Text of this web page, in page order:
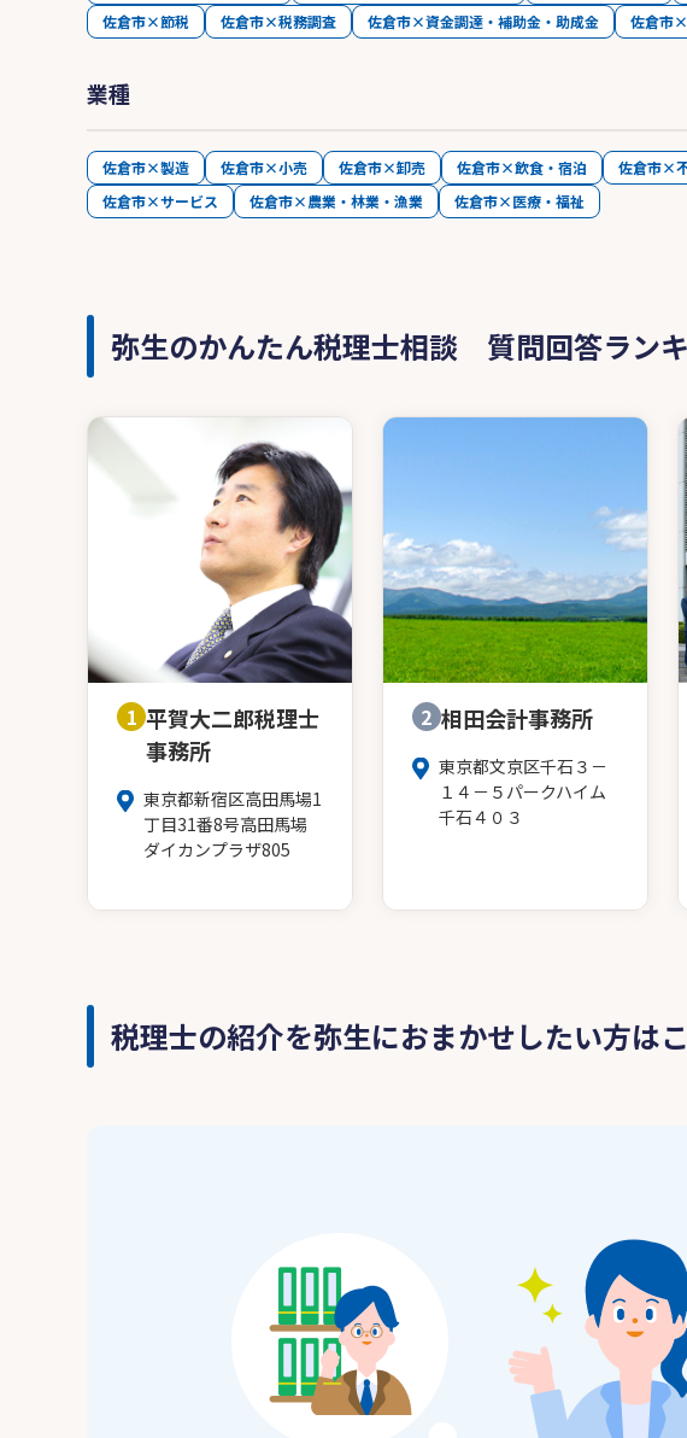
佐倉市×節税
佐倉市×税務調査 佐倉市×資金調達・補助金・助成金 佐倉市
業種
佐倉市×製造 佐倉市×小売 佐倉市×卸売 佐倉市×飲食・宿泊 佐倉市×
佐倉市×サービス
佐倉市×農業・林業・漁業 佐倉市×医療・福祉
弥生のかんたん税理士相談 質問回答ランキ
1 平賀大二郎税理士
事務所
東京都新宿区高田馬場1
丁目31番8号高田馬場
ダイカンプラザ805
2 相田会計事務所
東京都文京区千石３－
１４－５パークハイム
千石４０３
税理士の紹介を弥生におまかせしたい方は